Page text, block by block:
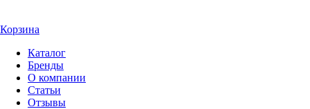
Корзина
Каталог
Бренды
О компании
Статьи
Отзывы